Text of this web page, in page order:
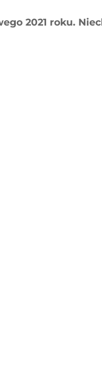
2021 roku.